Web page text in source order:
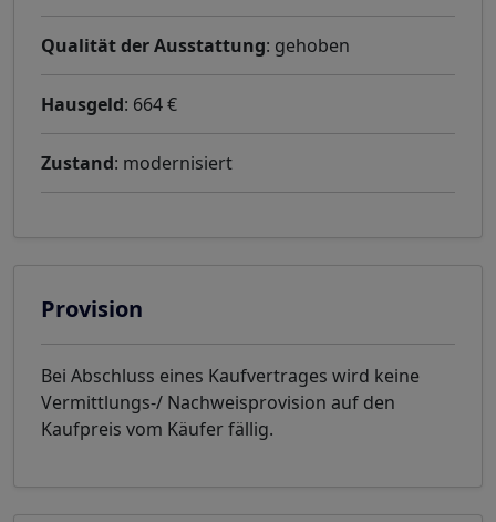
Qualität der Ausstattung: gehoben
Hausgeld: 664 €
Zustand: modernisiert
Provision
Bei Abschluss eines Kaufvertrages wird keine
Vermittlungs-/ Nachweisprovision auf den
Kaufpreis vom Käufer fällig.